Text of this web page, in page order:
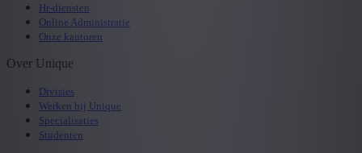
Hr-diensten
Online Administratie
Onze kantoren
Over Unique
Divisies
Werken bij Unique
Specialisaties
Studenten